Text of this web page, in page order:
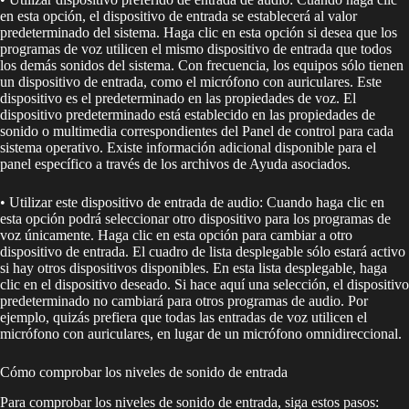
en esta opción, el dispositivo de entrada se establecerá al valor
predeterminado del sistema. Haga clic en esta opción si desea que los
programas de voz utilicen el mismo dispositivo de entrada que todos
los demás sonidos del sistema. Con frecuencia, los equipos sólo tienen
un dispositivo de entrada, como el micrófono con auriculares. Este
dispositivo es el predeterminado en las propiedades de voz. El
dispositivo predeterminado está establecido en las propiedades de
sonido o multimedia correspondientes del Panel de control para cada
sistema operativo. Existe información adicional disponible para el
panel específico a través de los archivos de Ayuda asociados.
• Utilizar este dispositivo de entrada de audio: Cuando haga clic en
esta opción podrá seleccionar otro dispositivo para los programas de
voz únicamente. Haga clic en esta opción para cambiar a otro
dispositivo de entrada. El cuadro de lista desplegable sólo estará activo
si hay otros dispositivos disponibles. En esta lista desplegable, haga
clic en el dispositivo deseado. Si hace aquí una selección, el dispositivo
predeterminado no cambiará para otros programas de audio. Por
ejemplo, quizás prefiera que todas las entradas de voz utilicen el
micrófono con auriculares, en lugar de un micrófono omnidireccional.
Cómo comprobar los niveles de sonido de entrada
Para comprobar los niveles de sonido de entrada, siga estos pasos: